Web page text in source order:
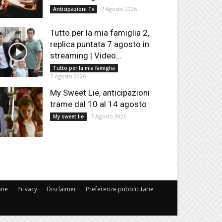
Anticipazioni Tv 7 Agosto 2026
Tutto per la mia famiglia 2,
replica puntata 7 agosto in
streaming | Video...
Tutto per la mia famiglia
7 Agosto 2026
My Sweet Lie, anticipazioni
trame dal 10 al 14 agosto
My sweet lie 7 Agosto 2026
Privacy Disclaimer Preferenze pubblicitarie